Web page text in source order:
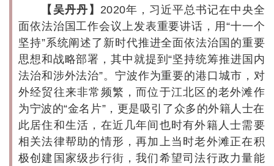
【吴丹丹 】 2020年，习近平总书记在中央全
面依法治国工作会议上发表重要讲话，用“十一个
坚持”系统阐述了新时代推进全面依法治国的重要
思想和战略部署，其中就提到“坚持统筹推进国内
法治和涉外法治”。宁波作为重要的港口城市，对
外经贸往来非常频繁，而位于江北区的老外滩作
为宁波的“金名片”，更是吸引了众多的外籍人士在
此居住和生活，在近几年间也时有外籍人士需要
相关法律帮助的情形，再加上当时老外滩正在积
极创建国家级步行街，我们希望司法行政力量能